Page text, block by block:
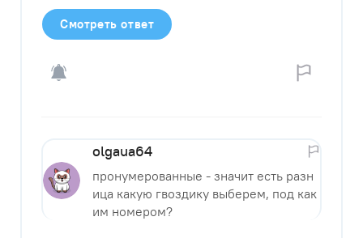
Смотреть ответ
olgaua64
пронумерованные - значит есть разн
ица какую гвоздику выберем, под как
им номером?